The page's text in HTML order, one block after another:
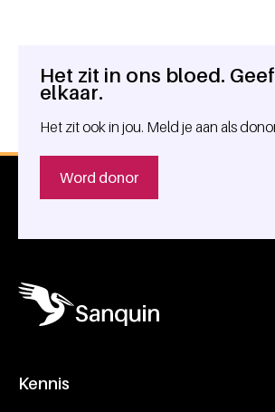
Algemene informatie
Het zit in ons bloed.
elkaar.
Het zit ook in jou. Meld je aan als
Word donor
Kennis